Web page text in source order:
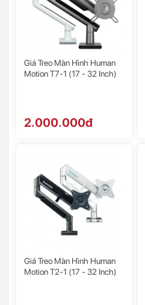
Giá Treo Màn Hình Human
Motion T7-1 (17 - 32 Inch)
2.000.000đ
Giá Treo Màn Hình Human
Motion T2-1 (17 - 32 Inch)